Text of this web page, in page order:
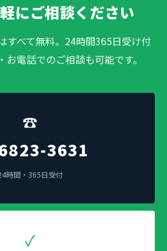
にご相談ください
すべて無料。24時間365日受け付
お電話でのご相談も可能です。
☎
3631
時間・365日受付
✓